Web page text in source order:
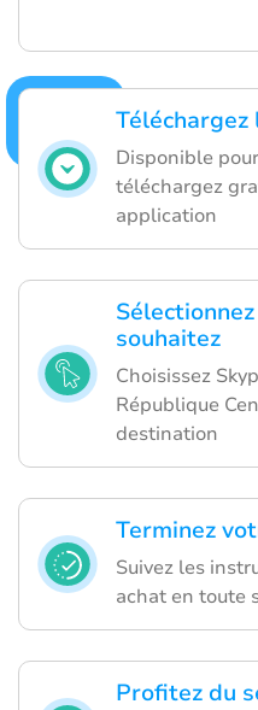
Disponible
téléchargez
application
souhaitez
Choisissez
République
destination
Terminez
Suivez les
achat en toute
Profitez du